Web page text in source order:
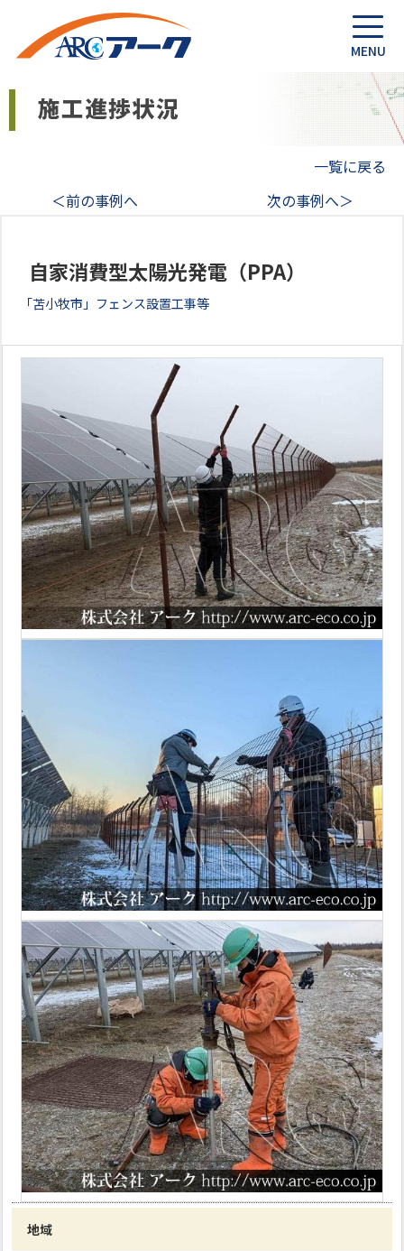
一覧に戻る
＜前の事例へ
次の事例へ＞
自家消費型太陽光発電（PPA）
「苫小牧市」フェンス設置工事等
地域